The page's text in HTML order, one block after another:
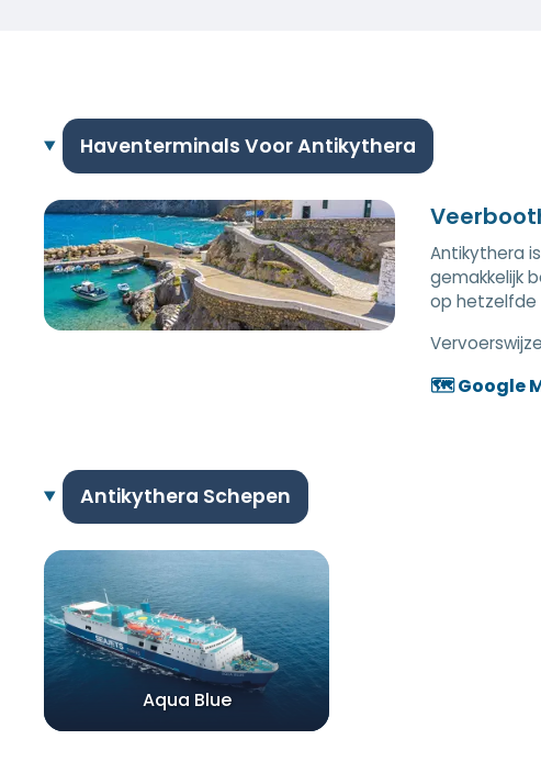
Haventerminals Voor Antikythera
Antikythera
gemakkelijk
op hetzelfde
🗺️ Google
Antikythera Schepen
Aqua Blue